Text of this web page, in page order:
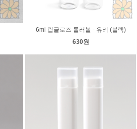
6ml 립글로즈 롤러볼 - 유리 (블랙)
630원